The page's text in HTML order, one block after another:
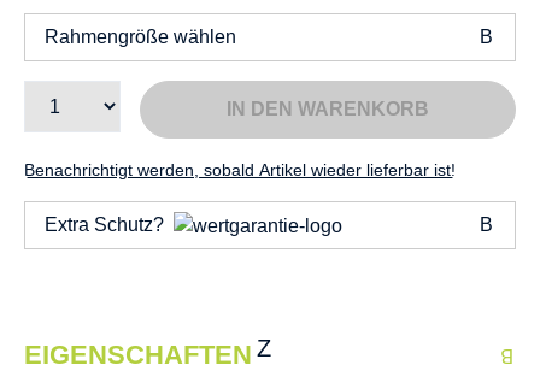
Rahmengröße wählen
IN DEN WARENKORB
Benachrichtigt werden, sobald Artikel wieder lieferbar ist!
Extra Schutz?
EIGENSCHAFTEN